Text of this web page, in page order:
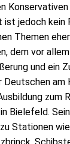
jedoch kein
Themen
dem vor
und ein
Deutschen am
zum
Bielefeld.
Stationen